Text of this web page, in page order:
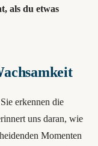
als du etwas
erkennen die
uns daran, wie
Momenten